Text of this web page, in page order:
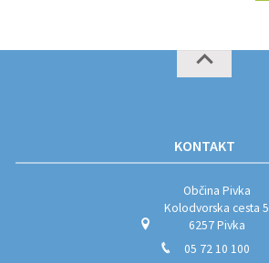
KONTAKT
Občina Pivka
Kolodvorska cesta 5
6257 Pivka
05 72 10 100